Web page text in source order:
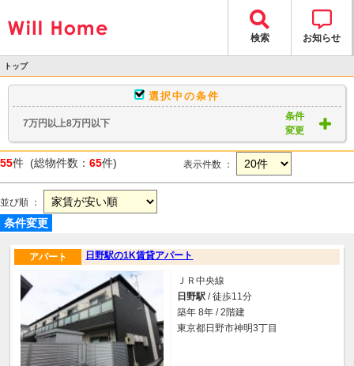
検索 お知らせ
トップ
物件検索
> 物件一覧
選択中の条件
7万円以上8万円以下
条件
変更
55件 (総物件数： 65件) 表示件数 ：
並び順 ：
条件変更
日野駅の1K賃貸アパート
アパート
ＪＲ中央線
日野駅 / 徒歩11分
築年 8年 / 2階建
東京都日野市神明3丁目